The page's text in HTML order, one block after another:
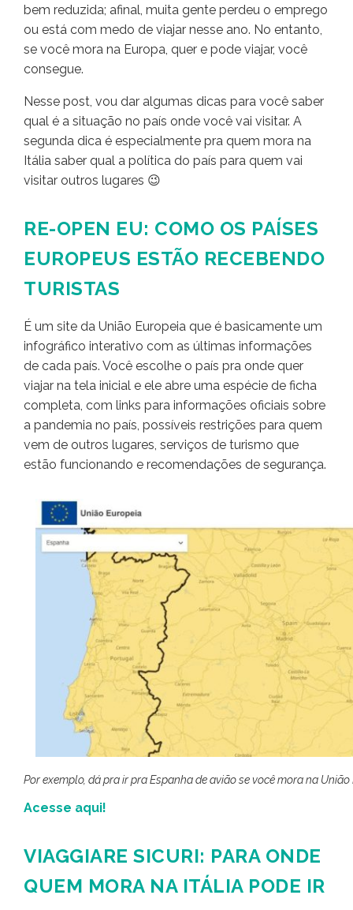
bem reduzida; afinal, muita gente perdeu o emprego
ou está com medo de viajar nesse ano. No entanto,
se você mora na Europa, quer e pode viajar, você
consegue.
Nesse post, vou dar algumas dicas para você saber
qual é a situação no país onde você vai visitar. A
segunda dica é especialmente pra quem mora na
Itália saber qual a política do país para quem vai
visitar outros lugares 😉
RE-OPEN EU: COMO OS PAÍSES
EUROPEUS ESTÃO RECEBENDO
TURISTAS
É um site da União Europeia que é basicamente um
infográfico interativo com as últimas informações
de cada país. Você escolhe o país pra onde quer
viajar na tela inicial e ele abre uma espécie de ficha
completa, com links para informações oficiais sobre
a pandemia no país, possíveis restrições para quem
vem de outros lugares, serviços de turismo que
estão funcionando e recomendações de segurança.
Por exemplo, dá pra ir pra Espanha de avião se você mora na União
Acesse aqui!
VIAGGIARE SICURI: PARA ONDE
QUEM MORA NA ITÁLIA PODE IR